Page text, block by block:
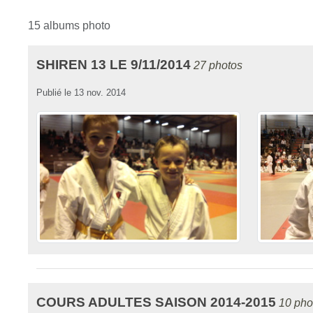
15 albums photo
SHIREN 13 LE 9/11/2014 27 photos
Publié le 13 nov. 2014
COURS ADULTES SAISON 2014-2015 10